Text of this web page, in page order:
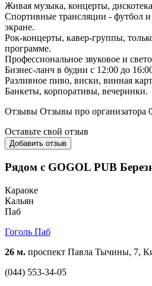
Живая музыка, концерты,
Спортивные трансляции - футбол
экране.
Рок-концерты, кавер-группы,
программе.
Профессиональное звуковое и
Бизнес-ланч в будни с 12:00 до
Разливное пиво, виски, винная
Банкеты, корпоративы, вечеринки.
Отзывы Отзывы про организатора
Оставьте свой отзыв
Добавить отзыв
Рядом с GOGOL PUB
Караоке
Кальян
Паб
Гоголь Паб
26 м. проспект Павла Тычины, 7,
(044) 553-34-05